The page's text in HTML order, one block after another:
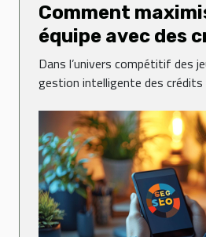
Comment
équipe avec des
jeu en ligne ?
Dans l’univers compétitif des
gestion intelligente des crédits